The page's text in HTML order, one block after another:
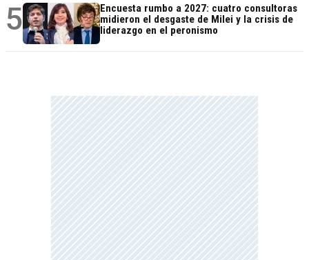
5
Encuesta rumbo a 2027: cuatro consultoras
midieron el desgaste de Milei y la crisis de
liderazgo en el peronismo